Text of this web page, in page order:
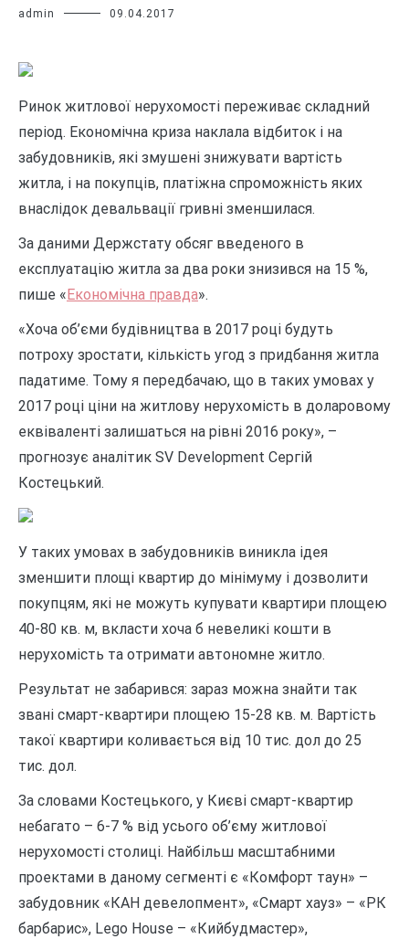
admin 09.04.2017
Ринок житлової нерухомості переживає складний
період. Економічна криза наклала відбиток і на
забудовників, які змушені знижувати вартість
житла, і на покупців, платіжна спроможність яких
внаслідок девальвації гривні зменшилася.
За даними Держстату обсяг введеного в
експлуатацію житла за два роки знизився на 15 %,
пише «Економічна правда».
«Хоча об’єми будівництва в 2017 році будуть
потроху зростати, кількість угод з придбання житла
падатиме. Тому я передбачаю, що в таких умовах у
2017 році ціни на житлову нерухомість в доларовому
еквіваленті залишаться на рівні 2016 року», –
прогнозує аналітик SV Development Сергій
Костецький.
У таких умовах в забудовників виникла ідея
зменшити площі квартир до мінімуму і дозволити
покупцям, які не можуть купувати квартири площею
40-80 кв. м, вкласти хоча б невеликі кошти в
нерухомість та отримати автономне житло.
Результат не забарився: зараз можна знайти так
звані смарт-квартири площею 15-28 кв. м. Вартість
такої квартири коливається від 10 тис. дол до 25
тис. дол.
За словами Костецького, у Києві смарт-квартир
небагато – 6-7 % від усього об’єму житлової
нерухомості столиці. Найбільш масштабними
проектами в даному сегменті є «Комфорт таун» –
забудовник «КАН девелопмент», «Смарт хауз» – «РК
барбарис», Lego House – «Кийбудмастер»,